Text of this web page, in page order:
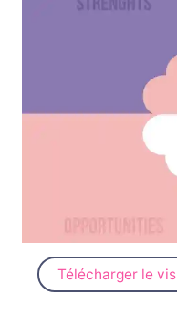
Télécharger le